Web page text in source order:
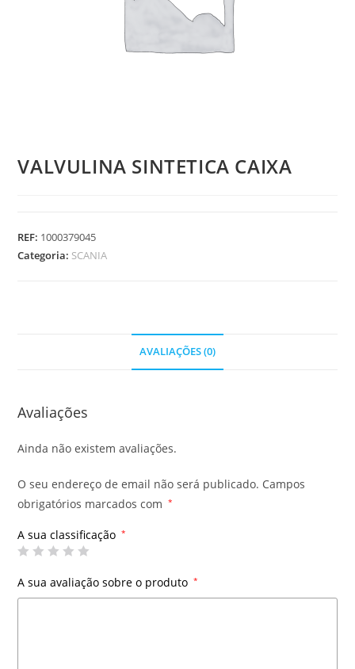
VALVULINA SINTETICA CAIXA
REF: 1000379045
Categoria: SCANIA
AVALIAÇÕES (0)
Avaliações
Ainda não existem avaliações.
O seu endereço de email não será publicado. Campos
obrigatórios marcados com
*
A sua classificação *
A sua avaliação sobre o produto *